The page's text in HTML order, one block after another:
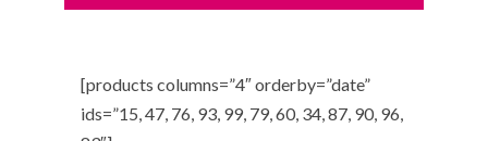
[products columns=”4″ orderby=”date”
ids=”15, 47, 76, 93, 99, 79, 60, 34, 87, 90, 96,